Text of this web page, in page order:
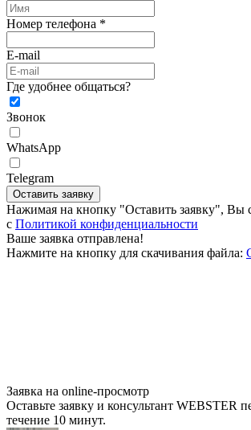
Номер телефона *
E-mail
Где удобнее общаться?
Звонок
WhatsApp
Telegram
Оставить заявку
Нажимая на кнопку "Оставить заявку", Вы
c Политикой конфиденциальности
Ваше заявка отправлена!
Нажмите на кнопку для скачивания файла:
Заявка на online-просмотр
Оставьте заявку и консультант WEBSTER
течение 10 минут.